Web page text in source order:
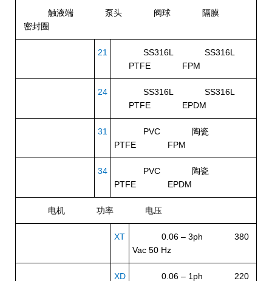
触液端 泵头 阀球
隔膜
密封圈
21
SS316L SS316L
PTFE FPM
24
SS316L SS316L
PTFE EPDM
31
PVC 陶瓷
PTFE FPM
34
PVC 陶瓷
PTFE EPDM
电机 功率 电压
XT
0.06 – 3ph 380
Vac 50 Hz
XD
0.06 – 1ph 220